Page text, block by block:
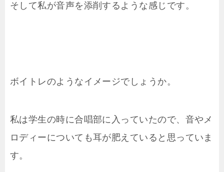
そして私が音声を添削するような感じです。
ボイトレのようなイメージでしょうか。
私は学生の時に合唱部に入っていたので、音やメ
ロディーについても耳が肥えていると思っていま
す。